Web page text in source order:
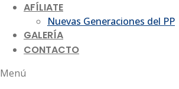
AFÍLIATE
Nuevas Generaciones del PP
GALERÍA
CONTACTO
Menú